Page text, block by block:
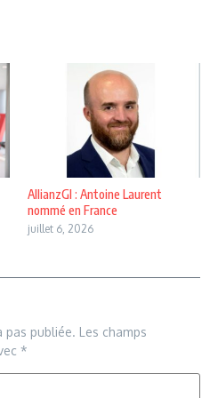
AllianzGI : Antoine Laurent
nommé en France
juillet 6, 2026
pas publiée. Les champs
*